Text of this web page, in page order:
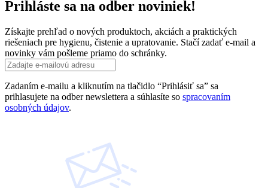
Prihláste sa na odber noviniek!
Získajte prehľad o nových produktoch, akciách a praktických
riešeniach pre hygienu, čistenie a upratovanie. Stačí zadať e-mail a
novinky vám pošleme priamo do schránky.
Zadaním e-mailu a kliknutím na tlačidlo “Prihlásiť sa” sa
prihlasujete na odber newslettera a súhlasíte so spracovaním
osobných údajov.